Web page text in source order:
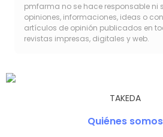
pmfarma no se hace responsable ni
opiniones, informaciones, ideas o
artículos de opinión publicados en
revistas impresas, digitales y web.
TAKEDA
Quiénes somos